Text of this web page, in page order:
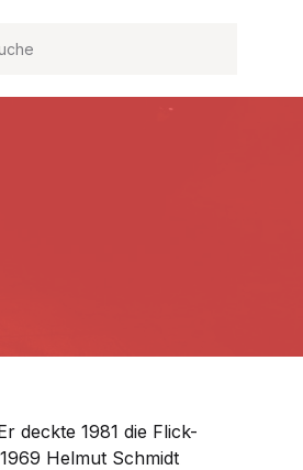
Sign In
deckte 1981 die Flick-
Helmut Schmidt